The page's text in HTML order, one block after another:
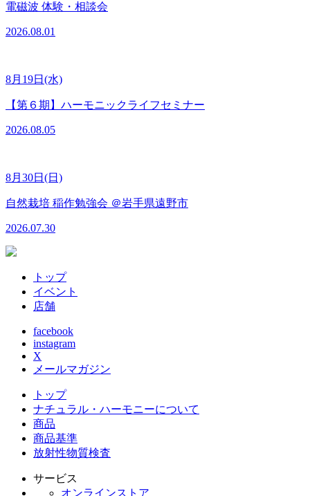
電磁波 体験・相談会
2026.08.01
8月19日(水)
【第６期】ハーモニックライフセミナー
2026.08.05
8月30日(日)
自然栽培 稲作勉強会 ＠岩手県遠野市
2026.07.30
トップ
イベント
店舗
facebook
instagram
X
メールマガジン
トップ
ナチュラル・ハーモニーについて
商品
商品基準
放射性物質検査
サービス
オンラインストア